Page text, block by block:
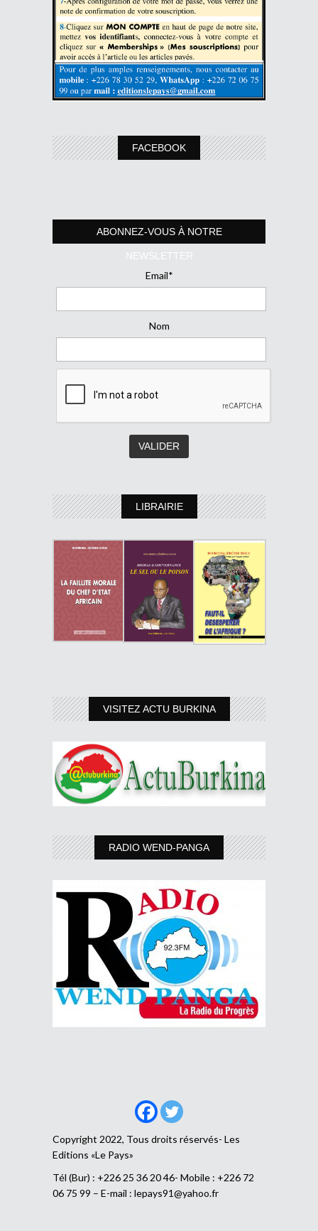
FACEBOOK
ABONNEZ-VOUS À NOTRE
NEWSLETTER
Email*
Nom
LIBRAIRIE
VISITEZ ACTU BURKINA
RADIO WEND-PANGA
Copyright 2022, Tous droits réservés- Les
Editions «Le Pays»
Tél (Bur) : +226 25 36 20 46- Mobile : +226 72
06 75 99 – E-mail : lepays91@yahoo.fr